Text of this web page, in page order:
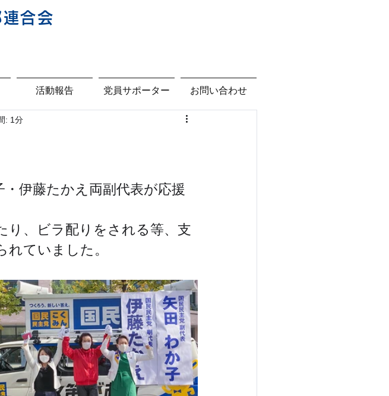
合会
活動報告 党員サポーター お問い合わせ
: 1分
・伊藤たかえ両副代表が応援
り、ビラ配りをされる等、支
ていました。